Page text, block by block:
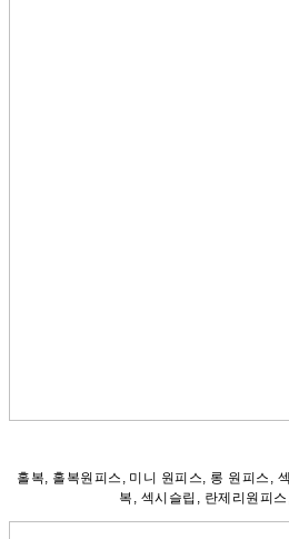
홀복, 홀복원피스, 미니 원피스, 롱 원피스,
복, 섹시슬립, 란제리원피